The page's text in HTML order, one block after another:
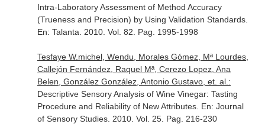
Intra-Laboratory Assessment of Method Accuracy
(Trueness and Precision) by Using Validation Standards.
En: Talanta . 2010. Vol. 82. Pag. 1995-1998
Tesfaye W.michel, Wendu, Morales Gómez, Mª Lourdes,
Callejón Fernández, Raquel Mª, Cerezo Lopez, Ana
Belen, González González, Antonio Gustavo, et. al.:
Descriptive Sensory Analysis of Wine Vinegar: Tasting
Procedure and Reliability of New Attributes. En: Journal
of Sensory Studies. 2010. Vol. 25. Pag. 216-230